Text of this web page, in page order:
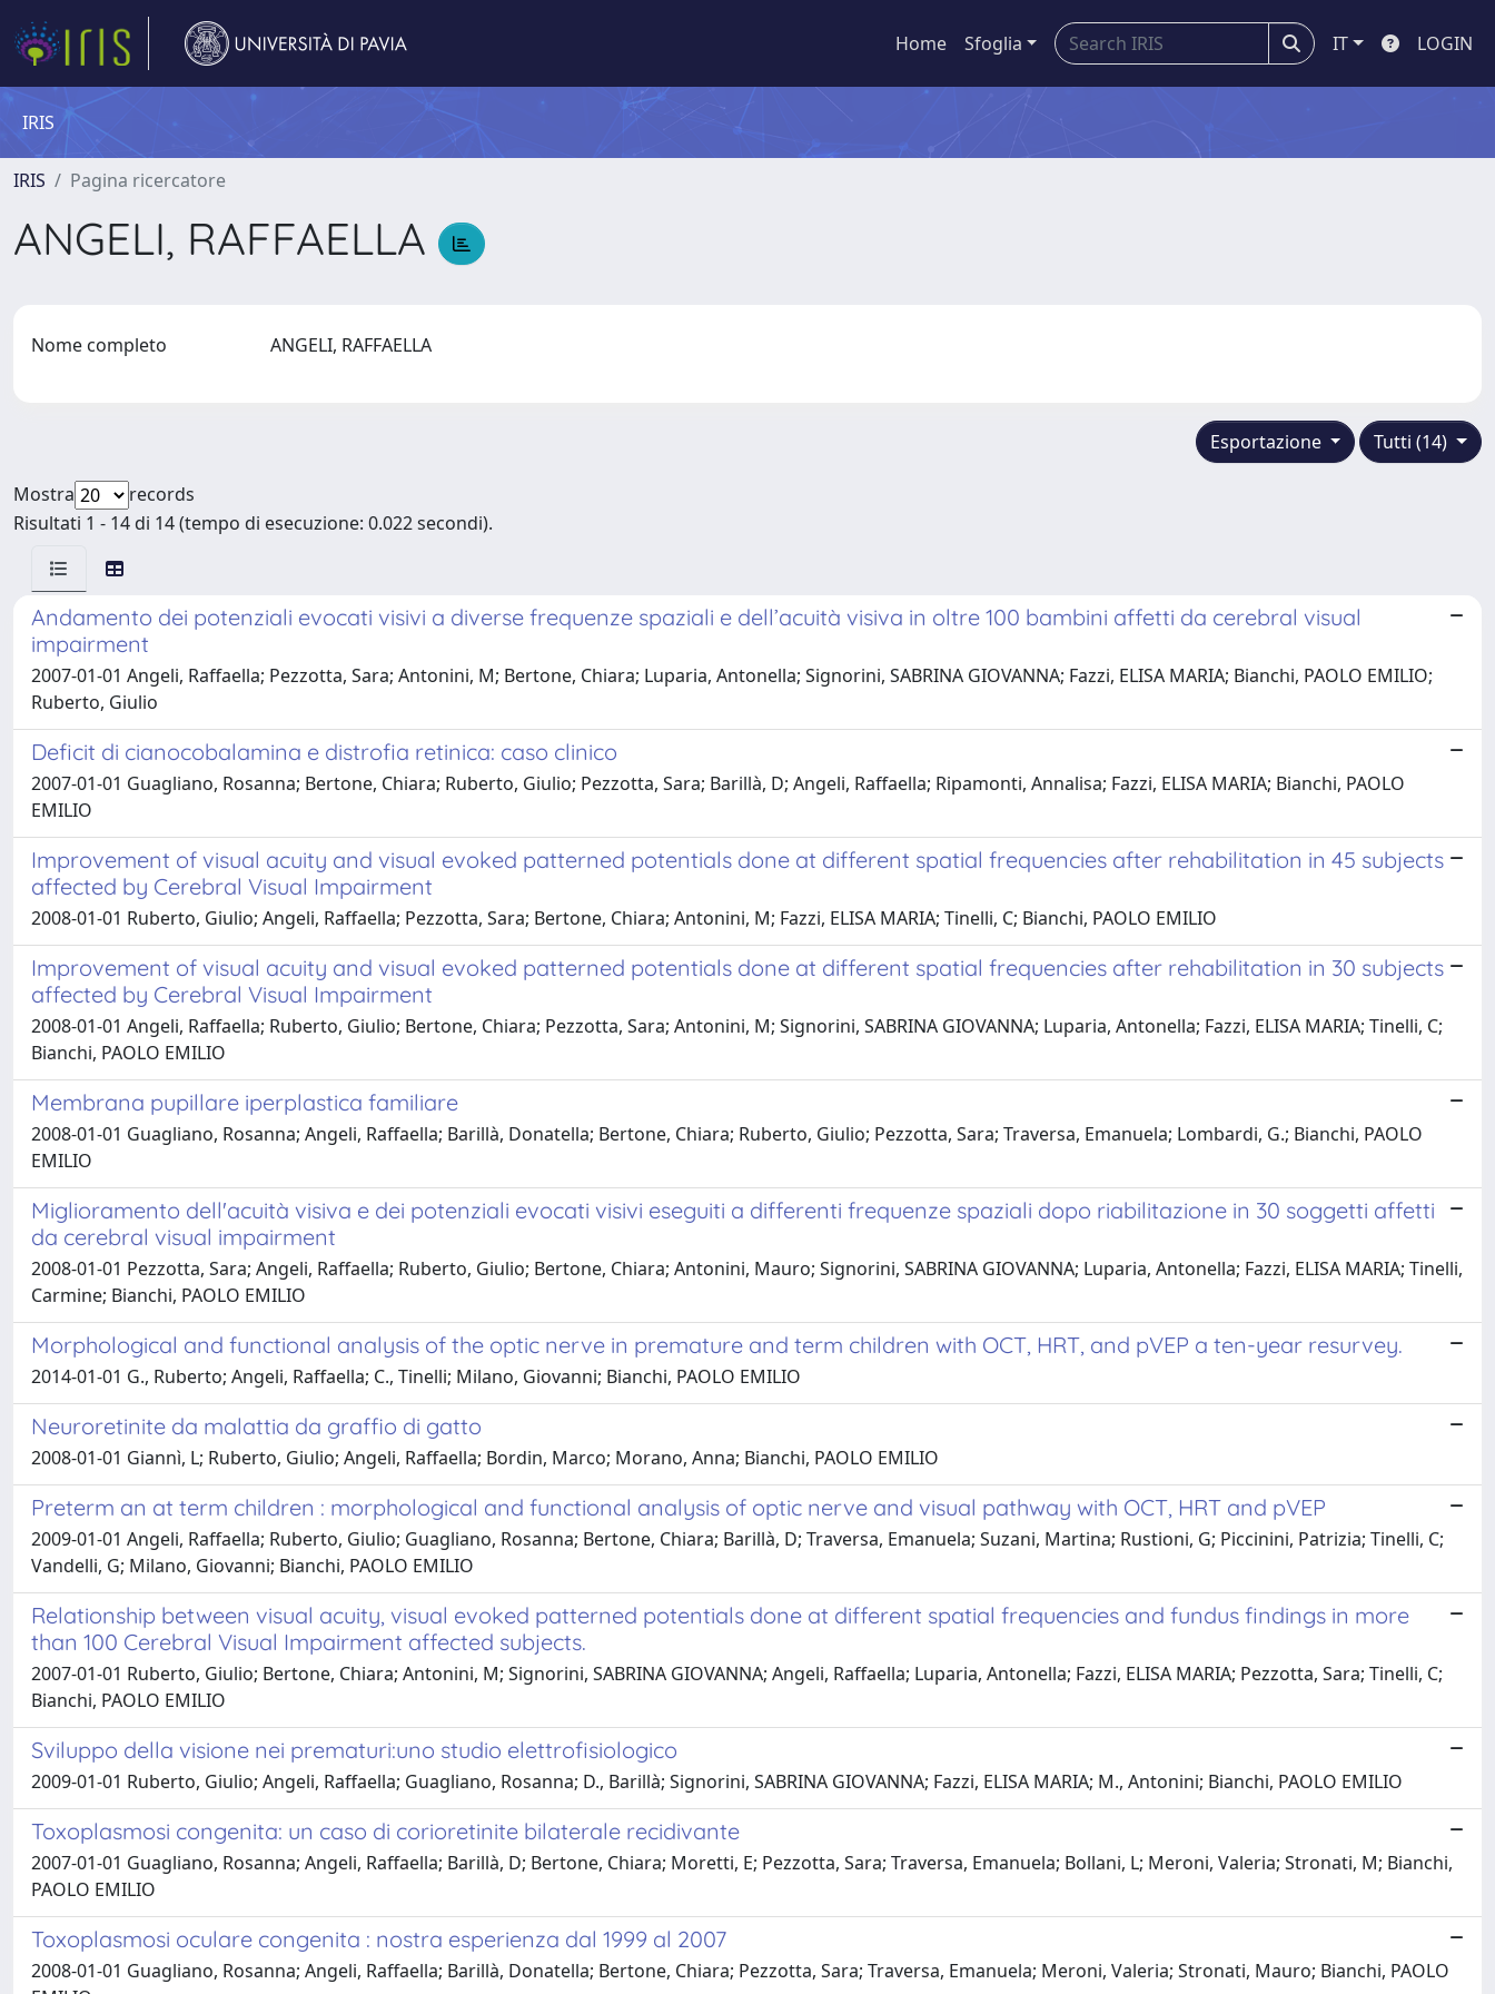
Home Sfoglia IT LOGIN
IRIS
IRIS Pagina ricercatore
ANGELI, RAFFAELLA
Nome completo ANGELI, RAFFAELLA
Tutti (14)
Esportazione
Mostra
records
Risultati 1 - 14 di 14 (tempo di esecuzione: 0.022 secondi).
Andamento dei potenziali evocati visivi a diverse frequenze spaziali e dell’acuità visiva in oltre 100 bambini affetti da cerebral visual
impairment
2007-01-01 Angeli, Raffaella; Pezzotta, Sara; Antonini, M; Bertone, Chiara; Luparia, Antonella; Signorini, SABRINA GIOVANNA; Fazzi, ELISA MARIA; Bianchi, PAOLO EMILIO;
Ruberto, Giulio
Deficit di cianocobalamina e distrofia retinica: caso clinico
2007-01-01 Guagliano, Rosanna; Bertone, Chiara; Ruberto, Giulio; Pezzotta, Sara; Barillà, D; Angeli, Raffaella; Ripamonti, Annalisa; Fazzi, ELISA MARIA; Bianchi, PAOLO
EMILIO
Improvement of visual acuity and visual evoked patterned potentials done at different spatial frequencies after rehabilitation in 45 subjects
affected by Cerebral Visual Impairment
2008-01-01 Ruberto, Giulio; Angeli, Raffaella; Pezzotta, Sara; Bertone, Chiara; Antonini, M; Fazzi, ELISA MARIA; Tinelli, C; Bianchi, PAOLO EMILIO
Improvement of visual acuity and visual evoked patterned potentials done at different spatial frequencies after rehabilitation in 30 subjects
affected by Cerebral Visual Impairment
2008-01-01 Angeli, Raffaella; Ruberto, Giulio; Bertone, Chiara; Pezzotta, Sara; Antonini, M; Signorini, SABRINA GIOVANNA; Luparia, Antonella; Fazzi, ELISA MARIA; Tinelli, C;
Bianchi, PAOLO EMILIO
Membrana pupillare iperplastica familiare
2008-01-01 Guagliano, Rosanna; Angeli, Raffaella; Barillà, Donatella; Bertone, Chiara; Ruberto, Giulio; Pezzotta, Sara; Traversa, Emanuela; Lombardi, G.; Bianchi, PAOLO
EMILIO
Miglioramento dell'acuità visiva e dei potenziali evocati visivi eseguiti a differenti frequenze spaziali dopo riabilitazione in 30 soggetti affetti
da cerebral visual impairment
2008-01-01 Pezzotta, Sara; Angeli, Raffaella; Ruberto, Giulio; Bertone, Chiara; Antonini, Mauro; Signorini, SABRINA GIOVANNA; Luparia, Antonella; Fazzi, ELISA MARIA; Tinelli,
Carmine; Bianchi, PAOLO EMILIO
Morphological and functional analysis of the optic nerve in premature and term children with OCT, HRT, and pVEP a ten-year resurvey.
2014-01-01 G., Ruberto; Angeli, Raffaella; C., Tinelli; Milano, Giovanni; Bianchi, PAOLO EMILIO
Neuroretinite da malattia da graffio di gatto
2008-01-01 Giannì, L; Ruberto, Giulio; Angeli, Raffaella; Bordin, Marco; Morano, Anna; Bianchi, PAOLO EMILIO
Preterm an at term children : morphological and functional analysis of optic nerve and visual pathway with OCT, HRT and pVEP
2009-01-01 Angeli, Raffaella; Ruberto, Giulio; Guagliano, Rosanna; Bertone, Chiara; Barillà, D; Traversa, Emanuela; Suzani, Martina; Rustioni, G; Piccinini, Patrizia; Tinelli, C;
Vandelli, G; Milano, Giovanni; Bianchi, PAOLO EMILIO
Relationship between visual acuity, visual evoked patterned potentials done at different spatial frequencies and fundus findings in more
than 100 Cerebral Visual Impairment affected subjects.
2007-01-01 Ruberto, Giulio; Bertone, Chiara; Antonini, M; Signorini, SABRINA GIOVANNA; Angeli, Raffaella; Luparia, Antonella; Fazzi, ELISA MARIA; Pezzotta, Sara; Tinelli, C;
Bianchi, PAOLO EMILIO
Sviluppo della visione nei prematuri:uno studio elettrofisiologico
2009-01-01 Ruberto, Giulio; Angeli, Raffaella; Guagliano, Rosanna; D., Barillà; Signorini, SABRINA GIOVANNA; Fazzi, ELISA MARIA; M., Antonini; Bianchi, PAOLO EMILIO
Toxoplasmosi congenita: un caso di corioretinite bilaterale recidivante
2007-01-01 Guagliano, Rosanna; Angeli, Raffaella; Barillà, D; Bertone, Chiara; Moretti, E; Pezzotta, Sara; Traversa, Emanuela; Bollani, L; Meroni, Valeria; Stronati, M; Bianchi,
PAOLO EMILIO
Toxoplasmosi oculare congenita : nostra esperienza dal 1999 al 2007
2008-01-01 Guagliano, Rosanna; Angeli, Raffaella; Barillà, Donatella; Bertone, Chiara; Pezzotta, Sara; Traversa, Emanuela; Meroni, Valeria; Stronati, Mauro; Bianchi, PAOLO